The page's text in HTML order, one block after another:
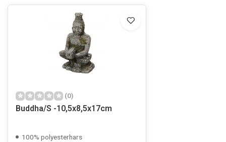
(0)
Buddha/S -10,5x8,5x17cm
100% polyesterhars